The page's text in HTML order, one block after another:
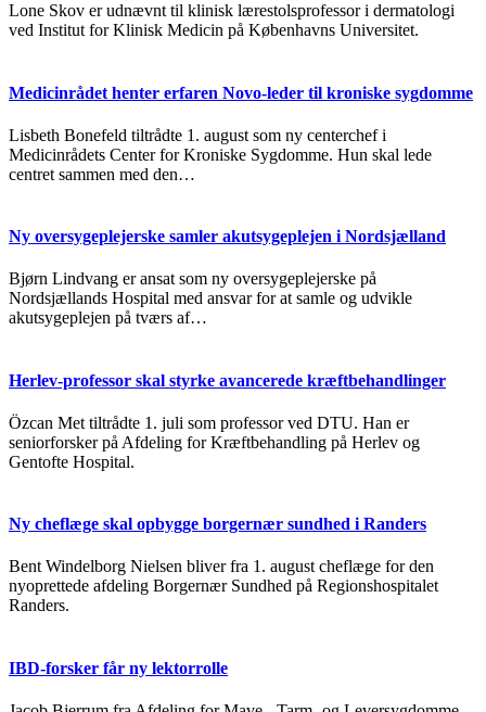
Lone Skov er udnævnt til klinisk lærestolsprofessor i dermatologi
ved Institut for Klinisk Medicin på Københavns Universitet.
Medicinrådet henter erfaren Novo-leder til kroniske sygdomme
Lisbeth Bonefeld tiltrådte 1. august som ny centerchef i
Medicinrådets Center for Kroniske Sygdomme. Hun skal lede
centret sammen med den…
Ny oversygeplejerske samler akutsygeplejen i Nordsjælland
Bjørn Lindvang er ansat som ny oversygeplejerske på
Nordsjællands Hospital med ansvar for at samle og udvikle
akutsygeplejen på tværs af…
Herlev-professor skal styrke avancerede kræftbehandlinger
Özcan Met tiltrådte 1. juli som professor ved DTU. Han er
seniorforsker på Afdeling for Kræftbehandling på Herlev og
Gentofte Hospital.
Ny cheflæge skal opbygge borgernær sundhed i Randers
Bent Windelborg Nielsen bliver fra 1. august cheflæge for den
nyoprettede afdeling Borgernær Sundhed på Regionshospitalet
Randers.
IBD-forsker får ny lektorrolle